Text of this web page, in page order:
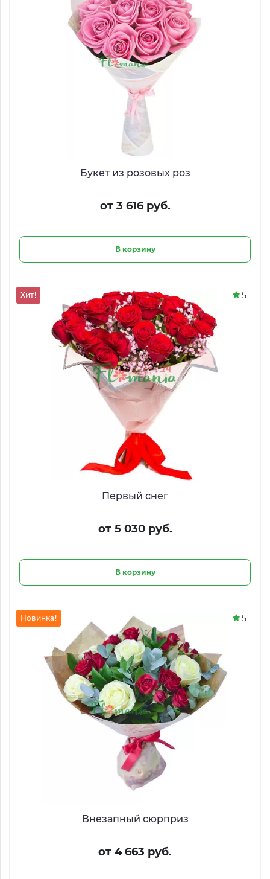
Букет из розовых роз
от 3 616 руб.
В корзину
Первый снег
от 5 030 руб.
В корзину
Хит! 5
Внезапный сюрприз
от 4 663 руб.
Новинка! 5